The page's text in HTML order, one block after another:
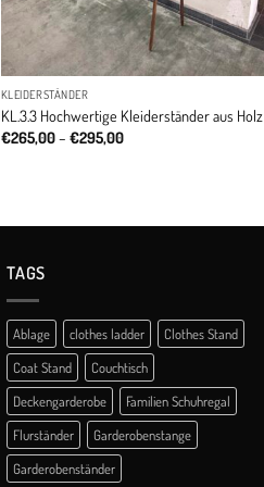
KLEIDERSTÄNDER
KL.3.3 Hochwertige Kleiderständer aus Holz
€265,00– €295,00Price
TAGS
Ablage clothes ladder
Clothes Stand
Coat Stand
Couchtisch
Deckengarderobe
Familien Schuhregal
Flurständer
Garderobenstange
Garderobenständer